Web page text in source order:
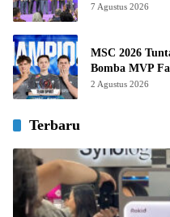
7 Agustus 2026
MSC 2026
Bomba MVP
2 Agustus 2026
Terbaru